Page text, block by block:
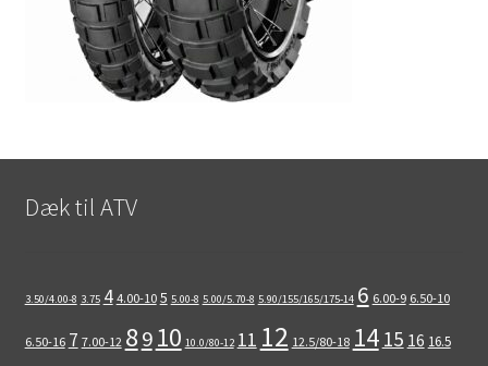
Dæk til ATV
3.50/4.00-8 3.75 4 4.00-10 5 5.00-8 5.00/5.70-8 5.90/155/165/175-14 6 6.00-9 6.50-10
6.50-16 7 7.00-12 89 10 10.0/80-12 11 12 12.5/80-18 14 15 16 16.5